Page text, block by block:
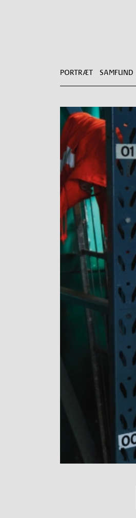
PORTRÆT SAMFUND